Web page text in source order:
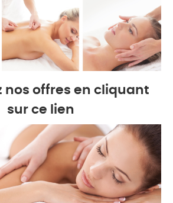
nos offres en cliquant
sur ce lien